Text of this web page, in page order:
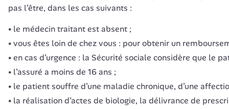
pas l’être, dans les cas suivants :
le médecin traitant est absent ;
vous êtes loin de chez vous : pour obtenir un
en cas d’urgence : la Sécurité sociale considère que le
l’assuré a moins de 16 ans ;
le patient souffre d’une maladie chronique, d’une
la réalisation d’actes de biologie, la délivrance de